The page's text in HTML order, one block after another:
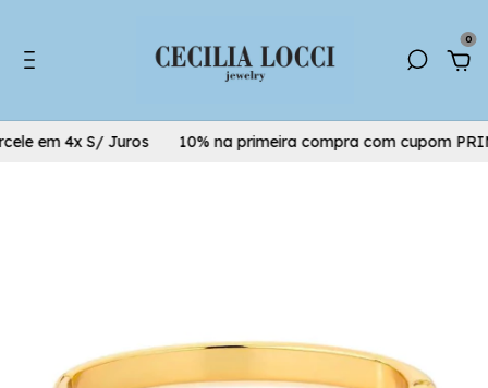
0
em 4x S/ Juros 10% na primeira compra com cupom